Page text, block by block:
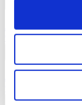
Jabloň Rubinola
9,90€